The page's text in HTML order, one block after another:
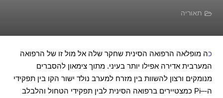
תאוריה
כה מופלאה הרפואה הסינית שחקר שלה אל מול זו של הרפואה
המערבית אדירה אפילו יותר בעיני.מתוך צימאון להסברים
מנומקים ורצון להשוות בין מזרח למערב נולד ישור הקו בין תפקידי
ה-–Pi
כמצטיירים ברפואה הסינית לבין תפקידי הטחול והלבלב